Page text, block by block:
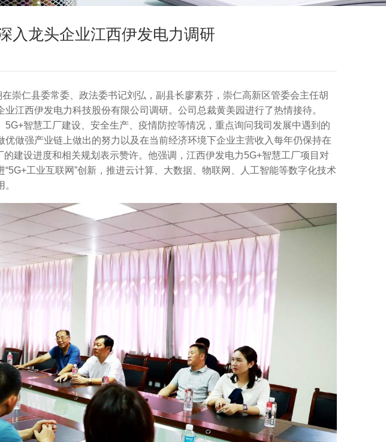
入龙头企业江西伊发电力调研
崇仁县委常委、政法委书记刘弘，副县长廖素芬，崇仁高新区管委会主任胡
江西伊发电力科技股份有限公司调研。公司总裁黄美园进行了热情接待。
智慧工厂建设、安全生产、疫情防控等情况，重点询问我司发展中遇到的
做强产业链上做出的努力以及在当前经济环境下企业主营收入每年仍保持在
建设进度和相关规划表示赞许。他强调，江西伊发电力5G+智慧工厂项目对
工业互联网”创新，推进云计算、大数据、物联网、人工智能等数字化技术